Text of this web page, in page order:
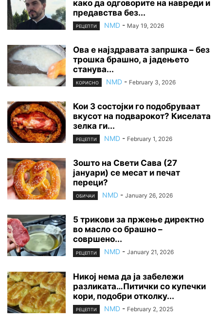
како да одговорите на навреди и
предавства без...
РЕЦЕПТИ NMD - May 19, 2026
Ова е најздравата запршка – без
трошка брашно, а јадењето
станува...
КОРИСНО NMD - February 3, 2026
Кои 3 состојки го подобруваат
вкусот на подварокот? Киселата
зелка ги...
РЕЦЕПТИ NMD - February 1, 2026
Зошто на Свети Сава (27
јануари) се месат и печат
переци?
ОБИЧАИ NMD - January 26, 2026
5 трикови за пржење директно
во масло со брашно –
совршено...
РЕЦЕПТИ NMD - January 21, 2026
Никој нема да ја забележи
разликата…Питички со купечки
кори, подобри отколку...
РЕЦЕПТИ NMD - February 2, 2025